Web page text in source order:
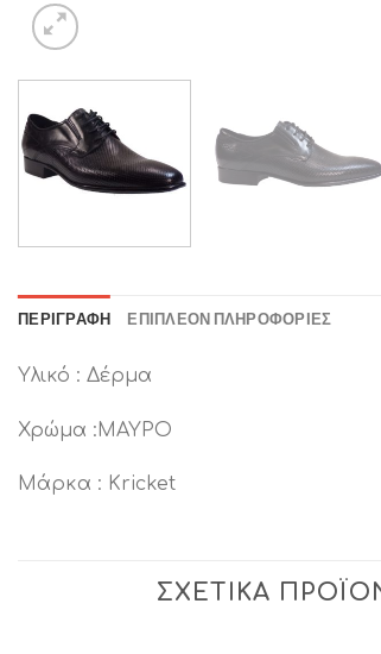
ΠΕΡΙΓΡΑΦΉ ΕΠΙΠΛΈΟΝ ΠΛΗΡΟΦΟΡΊΕΣ
Υλικό : Δέρμα
Χρώμα :ΜΑΥΡΟ
Μάρκα : Kricket
ΣΧΕΤΙΚΆ